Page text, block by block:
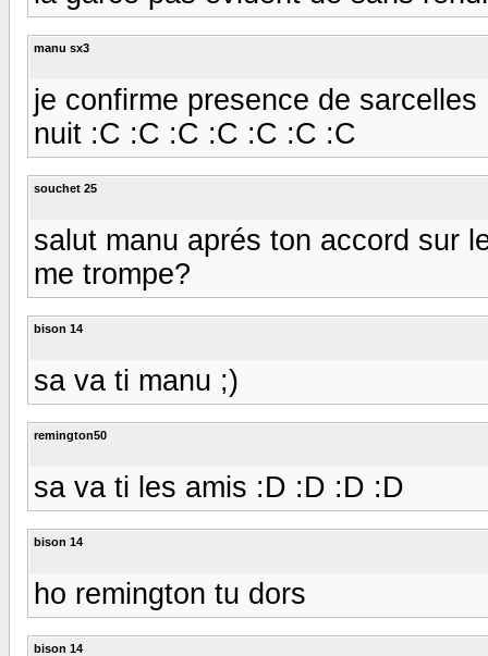
manu sx3
je confirme presence de
nuit :C :C :C :C :C :C :C
souchet 25
salut manu aprés ton accord sur
me trompe?
bison 14
sa va ti manu ;)
remington50
sa va ti les amis :D :D :D :D
bison 14
ho remington tu dors
bison 14